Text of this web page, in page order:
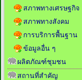
สภาพทางเศรษฐกิจ
สภาพทางสังคม
การบริการพื้นฐาน
ข้อมูลอื่น ๆ
ผลิตภัณฑ์ชุมชน
สถานที่สำคัญ